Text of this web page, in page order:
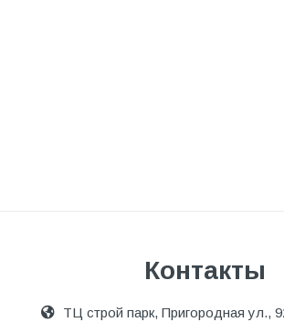
Контакты
ТЦ строй парк, Пригородная ул.,